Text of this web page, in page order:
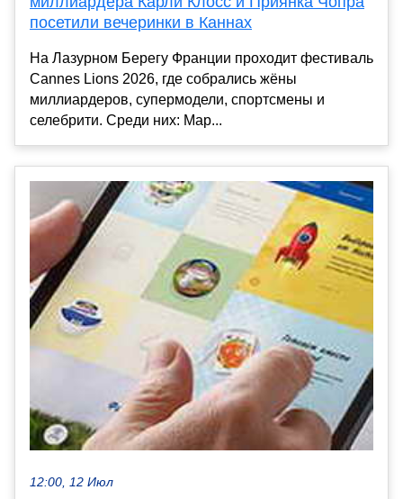
посетили вечеринки в Каннах
На Лазурном Берегу Франции проходит фестиваль
Cannes Lions 2026, где собрались жёны
миллиардеров, супермодели, спортсмены и
селебрити. Среди них: Мар...
12:00, 12 Июл